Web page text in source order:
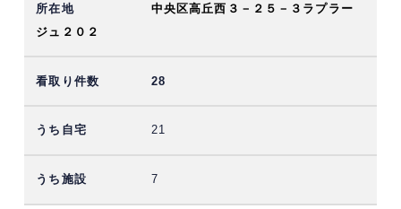
中央区高丘西３－２５－３ラプラー
ジュ２０２
28
21
7